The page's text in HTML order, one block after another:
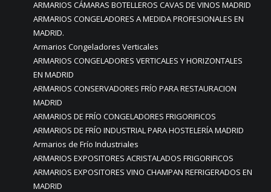
ARMARIOS CÁMARAS BOTELLEROS CAVAS DE VINOS MADRID
ARMARIOS CONGELADORES A MEDIDA PROFESIONALES EN
MADRID.
Armarios Congeladores Verticales
ARMARIOS CONGELADORES VERTICALES Y HORIZONTALES
EN MADRID
ARMARIOS CONSERVADORES FRÍO PARA RESTAURACION
MADRID
ARMARIOS DE FRÍO CONGELADORES FRIGORIFICOS
ARMARIOS DE FRÍO INDUSTRIAL PARA HOSTELERÍA MADRID
Armarios de Frío Industriales
ARMARIOS EXPOSITORES ACRISTALADOS FRIGORIFICOS
ARMARIOS EXPOSITORES VINO CHAMPAN REFRIGERADOS EN
MADRID